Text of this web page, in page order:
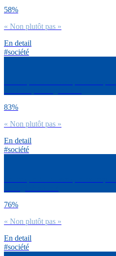
58%
« Non plutôt pas »
En detail
#société
83%
« Non plutôt pas »
En detail
#société
76%
« Non plutôt pas »
En detail
#société